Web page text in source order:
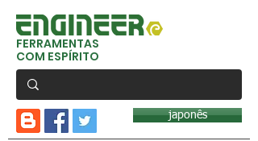
FERRAMENTAS
COM ESPÍRITO
japonês